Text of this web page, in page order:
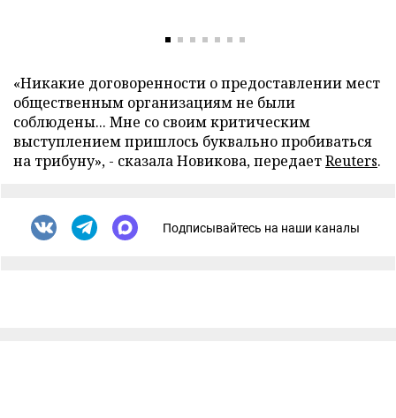
«Никакие договоренности о предоставлении мест
общественным организациям не были
соблюдены... Мне со своим критическим
выступлением пришлось буквально пробиваться
на трибуну», - сказала Новикова, передаетReuters.
Подписывайтесь на наши каналы